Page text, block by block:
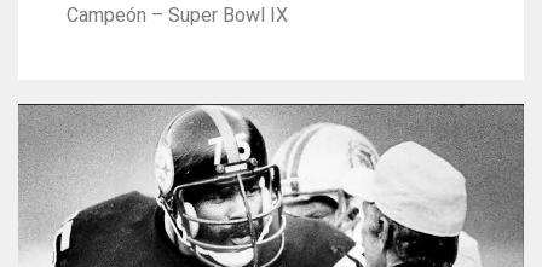
Campeón – Super Bowl IX